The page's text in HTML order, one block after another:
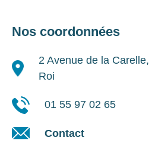
Nos coordonnées
2 Avenue de la
Roi
01 55 97 02 65
Contact